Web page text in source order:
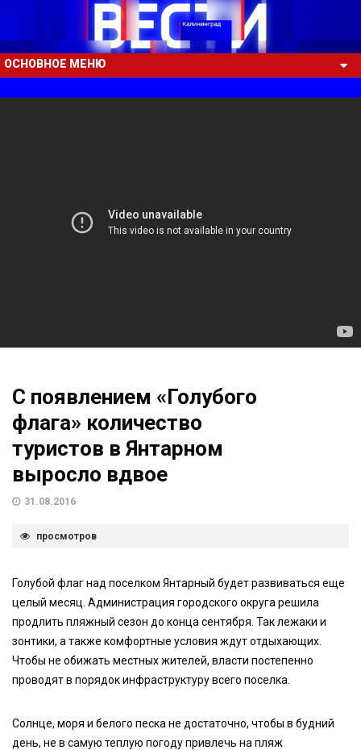
ОСНОВНОЕ МЕНЮ
С появлением «Голубого
флага» количество
туристов в Янтарном
выросло вдвое
31.08.2016
просмотров
Голубой флаг над поселком Янтарный будет развиваться еще
целый месяц. Администрация городского округа решила
продлить пляжный сезон до конца сентября. Так лежаки и
зонтики, а также комфортные условия ждут отдыхающих.
Чтобы не обижать местных жителей, власти постепенно
проводят в порядок инфраструктуру всего поселка.
Солнце, моря и белого песка не достаточно, чтобы в будний
день, не в самую теплую погоду привлечь на пляж